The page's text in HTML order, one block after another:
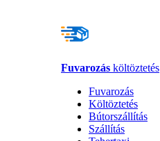
Fuvarozás költöztetés
Fuvarozás
Költöztetés
Bútorszállítás
Szállítás